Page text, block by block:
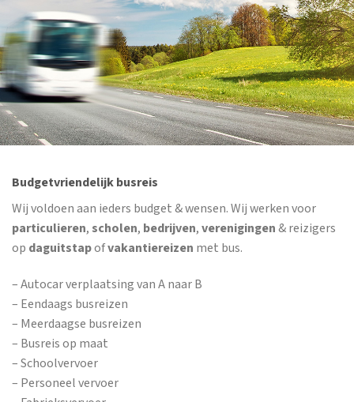
Budgetvriendelijk busreis
Wij voldoen aan ieders budget & wensen. Wij werken voor
particulieren,scholen, bedrijven,verenigingen& reizigers
op daguitstapofvakantiereizen met bus.
– Autocar verplaatsing van A naar B
– Eendaags busreizen
– Meerdaagse busreizen
– Busreis op maat
– Schoolvervoer
– Personeel vervoer